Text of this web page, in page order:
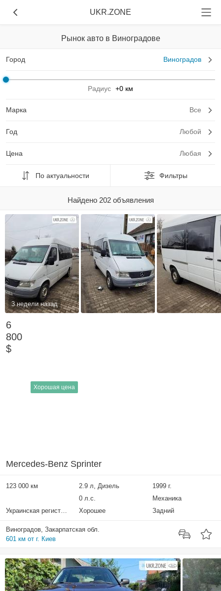
UKR.ZONE
Рынок авто в Виноградове
Город Виноградов
Радиус +0 км
Марка Все
Год Любой
Цена Любая
По актуальности Фильтры
Найдено 202 объявления
3 недели назад
6
800
$
Хорошая цена
Mercedes-Benz Sprinter
123 000 км 2.9 л, Дизель
1999 г.
0 л.с.
Механика
Украинская регистрация
Хорошее Задний
Виноградов, Закарпатская обл.
601 км от г. Киев